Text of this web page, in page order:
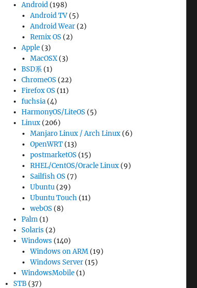
Android (198)
Android TV(5)
Android Wear(2)
Remix OS(2)
Apple (3)
MacOSX(3)
BSD系 (1)
ChromeOS (22)
Firefox OS (11)
fuchsia (4)
HarmonyOS/LiteOS (5)
Linux (206)
Manjaro Linux / Arch Linux(6)
OpenWRT(13)
postmarketOS(15)
RHEL/CentOS/Oracle Linux(9)
Sailfish OS(7)
Ubuntu(29)
Ubuntu Touch(11)
webOS(8)
Palm (1)
Solaris (2)
Windows (140)
Windows on ARM(19)
Windows Server(15)
WindowsMobile (1)
STB (37)